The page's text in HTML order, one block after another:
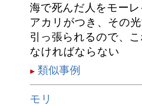
海で死んだ人をモー
アカリがつき、その
引っ張られるので、
なければならない
類似事例
モリ